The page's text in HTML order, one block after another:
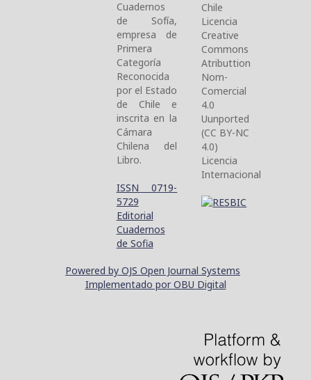
Cuadernos
de Sofía,
empresa de
Primera
Categoría
Reconocida
por el Estado
de Chile e
inscrita en la
Cámara
Chilena del
Libro.
ISSN 0719-
5729
Editorial
Cuadernos
de Sofia
Chile
Licencia
Creative
Commons
Atributtion
Nom-
Comercial
4.0
Uunported
(CC BY-NC
4.0)
Licencia
Internacional
Powered by OJS Open Journal Systems
Implementado por OBU Digital